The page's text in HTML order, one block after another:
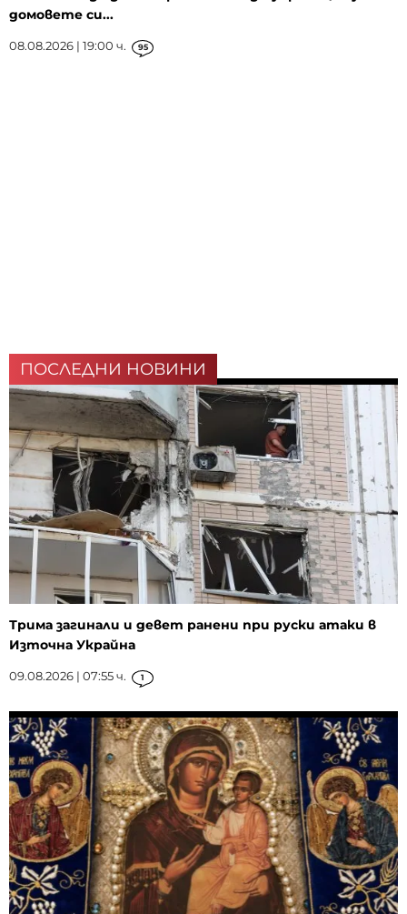
домовете си...
08.08.2026 | 19:00 ч. 95
ПОСЛЕДНИ НОВИНИ
Трима загинали и девет ранени при руски атаки в
Източна Украйна
09.08.2026 | 07:55 ч. 1